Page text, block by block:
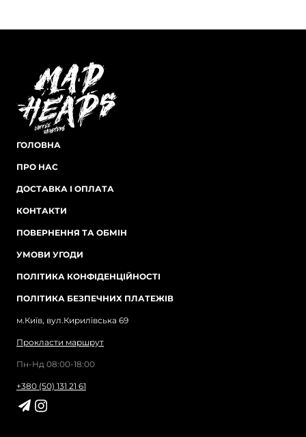
ГОЛОВНА
ПРО НАС
ДОСТАВКА І ОПЛАТА
КОНТАКТИ
ПОВЕРНЕННЯ ТА ОБМІН
УМОВИ УГОДИ
ПОЛІТИКА КОНФІДЕНЦІЙНОСТІ
ПОЛІТИКА БЕЗПЕЧНИХ ПЛАТЕЖІВ
м.Київ, вул.Кирилівська 69
Прокласти маршрут
Пн-Нд 08:00-18:00
+380 (50) 131 21 61